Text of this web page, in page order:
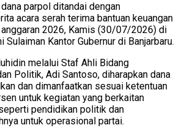
parpol ditandai dengan
acara serah terima bantuan keuangan
2026, Kamis (30/07/2026) di
Sulaiman Kantor Gubernur di Banjarbaru.
melalui Staf Ahli Bidang
Politik, Adi Santoso, diharapkan dana
dan dimanfaatkan sesuai ketentuan
untuk kegiatan yang berkaitan
pendidikan politik dan
untuk operasional partai.